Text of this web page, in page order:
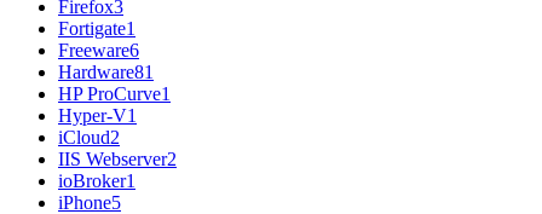
Firefox3
Fortigate1
Freeware6
Hardware81
HP ProCurve1
Hyper-V1
iCloud2
IIS Webserver2
ioBroker1
iPhone5